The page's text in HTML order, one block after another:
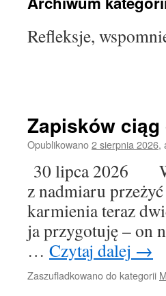
Refleksje,
Zapisków ciąg
Opublikowano2 sierpnia 2026,
30 lipca 2026
z nadmiaru
karmienia teraz
ja przygotuję – on
… Czytaj dalej →
Zaszufladkowano do kategorii